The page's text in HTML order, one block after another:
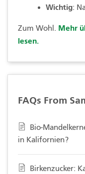
Wichtig:
Zum Wohl. Mehr
lesen.
FAQs From
Bio-
in Kalifornien?
Birkenzucker: